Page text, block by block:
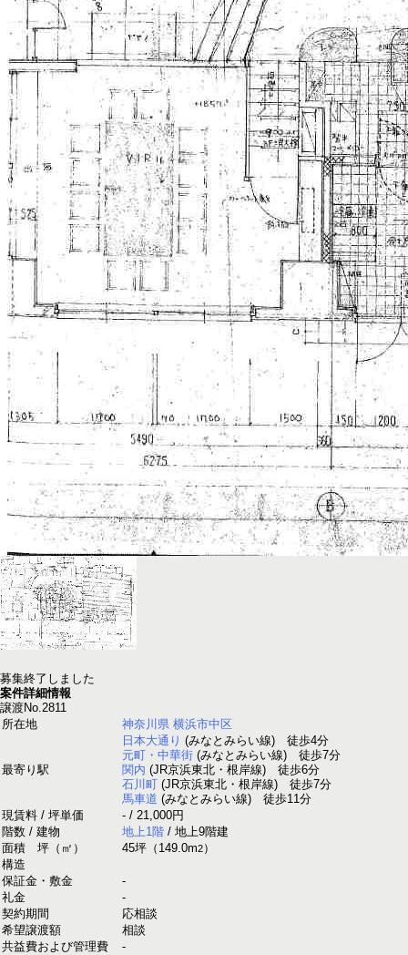
募集終了しました
案件詳細情報
譲渡No.2811
所在地
神奈川県 横浜市中区
最寄り駅
日本大通り (みなとみらい線) 徒歩4分
元町・中華街 (みなとみらい線) 徒歩7分
関内 (JR京浜東北・根岸線) 徒歩6分
石川町 (JR京浜東北・根岸線) 徒歩7分
馬車道 (みなとみらい線) 徒歩11分
現賃料 / 坪単価
- / 21,000円
階数 / 建物
地上1階 / 地上9階建
面積 坪（㎡）
45坪 （ 149.0m2）
構造
保証金・敷金
-
礼金
-
契約期間
応相談
希望譲渡額
相談
共益費および管理費
-